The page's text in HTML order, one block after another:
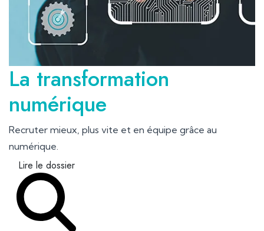
La transformation
numérique
Recruter mieux, plus vite et en équipe grâce au
numérique.
Lire le dossier